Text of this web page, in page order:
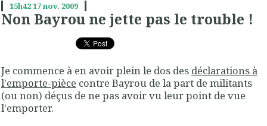
15h4217nov. 2009
Non Bayrou ne jette pas le trouble !
Je commence à en avoir plein le dos des déclarations à
l'emporte-pièce contre Bayrou de la part de militants
(ou non) déçus de ne pas avoir vu leur point de vue
l'emporter.